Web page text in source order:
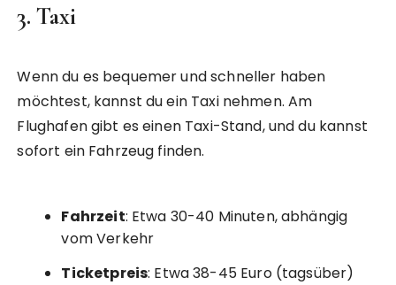
3. Taxi
Wenn du es bequemer und schneller haben
möchtest, kannst du ein Taxi nehmen. Am
Flughafen gibt es einen Taxi-Stand, und du kannst
sofort ein Fahrzeug finden.
Fahrzeit: Etwa 30-40 Minuten, abhängig
vom Verkehr
Ticketpreis: Etwa 38-45 Euro (tagsüber)